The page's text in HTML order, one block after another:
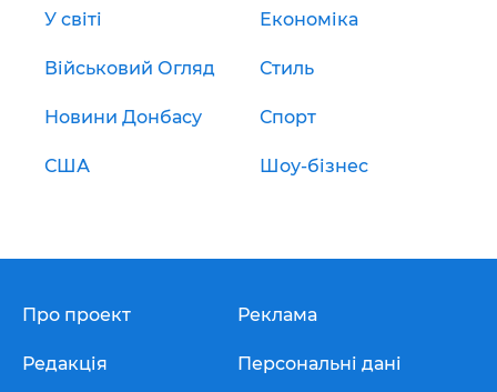
У світі Економіка
Військовий Огляд Стиль
Новини Донбасу Спорт
США Шоу-бізнес
Про проект
Редакція
Реклама
Персональні дані